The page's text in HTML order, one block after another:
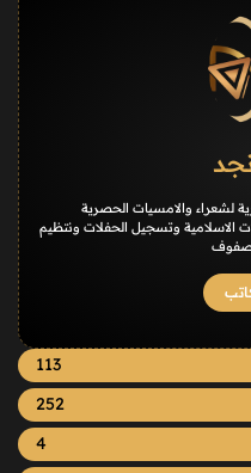
لشعراء والامسيات الحصرية
الاسلامية وتسجيل الحفلات ونتظيم
113
252
4